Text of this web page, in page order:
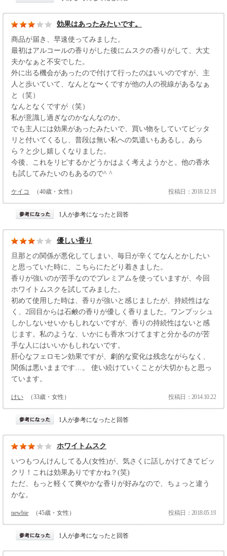
効果はあったみたいです。
商品が届き、早速使ってみました。
最初はアルコールの香りがした後にムスクの香りがして、大丈
夫かなぁと不安でした。
外に出る機会があったので付けて行ったのはいいのですが、主
人と歩いていて、なんとな〜くですが他の人の視線があるなぁ
と（笑）
なんとなくですが（笑）
私が意識し過ぎなのかなんなのか。
でも主人には効果があったみたいで、買い物をしていてピッタ
リと付いてくるし、普段は無い私への気遣いもあるし。あら
ら？と少し嬉しくなりました。
今後、これをリピするかどうかはよく考えようかと。他の香水
も試してみたいのもあるので^ ^
ケイコ （40歳・女性） 投稿日：2018.12.19
1人が参考になったと回答
優しい香り
旦那との関係が悪化してしまい、毎日が辛くてなんとかしたい
と思っていた時に、こちらにたどり着きました。
香りが強いのが苦手なのでプレミアムを使っていますが、今回
ホワイトムスクを試してみました。
初めて使用した時は、香りが強いと感じましたが、持続性はな
く、2回目からは石鹸の香りが優しく香りました。ワンプッシュ
しかしないせいかもしれないですが、香りの持続性はないと感
じます。私のような、いかにも香水つけてますと分かるのが苦
手な人にはいいかもしれないです。
肝心なフェロモン効果ですが、劇的な変化は残念ながらなく、
関係は悪いままです…。 使い続けていくことが大切かもと思っ
ています。
けい （33歳・女性） 投稿日：2014.10.22
1人が参考になったと回答
ホワイトムスク
いつもつんけんしてる人(女性)が、気さくに話しかけてきてビッ
クリ！これは効果ありですかね？(笑)
ただ、もっと軽くて爽やかな香りが好みなので、ちょっと違う
かな。
newbie （45歳・女性） 投稿日：2018.05.19
1人が参考になったと回答